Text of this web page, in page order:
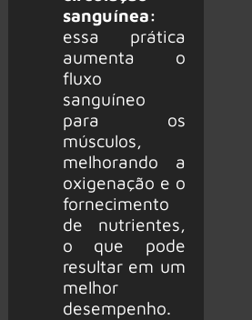
sanguínea:
essa prática
aumenta o
fluxo
sanguíneo
para os
músculos,
melhorando a
oxigenação e o
fornecimento
de nutrientes,
o que pode
resultar em um
melhor
desempenho.